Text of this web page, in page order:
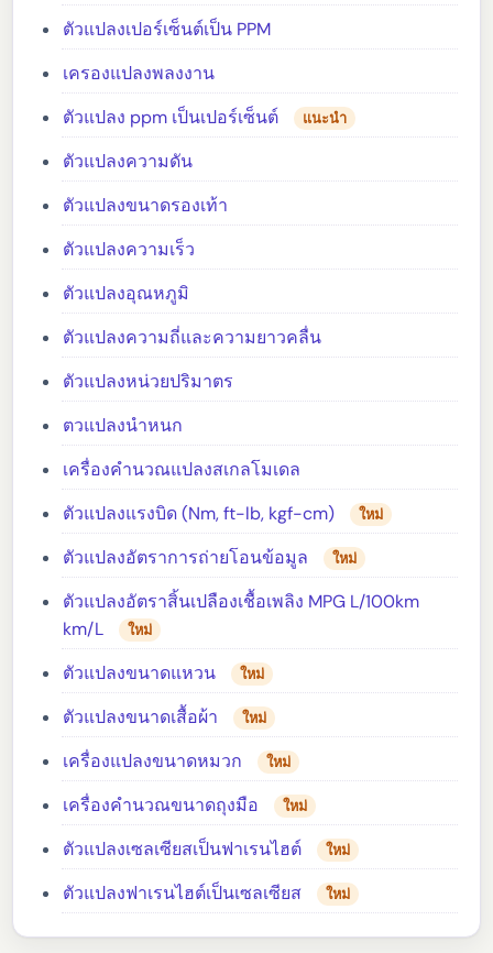
ตัวแปลงเปอร์เซ็นต์เป็น PPM
เครองแปลงพลงงาน
ตัวแปลง ppm เป็นเปอร์เซ็นต์
แนะนำ
ตัวแปลงความดัน
ตัวแปลงขนาดรองเท้า
ตัวแปลงความเร็ว
ตัวแปลงอุณหภูมิ
ตัวแปลงความถี่และความยาวคลื่น
ตัวแปลงหน่วยปริมาตร
ตวแปลงนำหนก
เครื่องคำนวณแปลงสเกลโมเดล
ตัวแปลงแรงบิด (Nm, ft-lb, kgf-cm)
ใหม่
ตัวแปลงอัตราการถ่ายโอนข้อมูล ใหม่
ตัวแปลงอัตราสิ้นเปลืองเชื้อเพลิง MPG L/100km
km/L
ใหม่
ตัวแปลงขนาดแหวน ใหม่
ตัวแปลงขนาดเสื้อผ้า ใหม่
เครื่องแปลงขนาดหมวก ใหม่
เครื่องคำนวณขนาดถุงมือ ใหม่
ตัวแปลงเซลเซียสเป็นฟาเรนไฮต์ ใหม่
ตัวแปลงฟาเรนไฮต์เป็นเซลเซียส ใหม่